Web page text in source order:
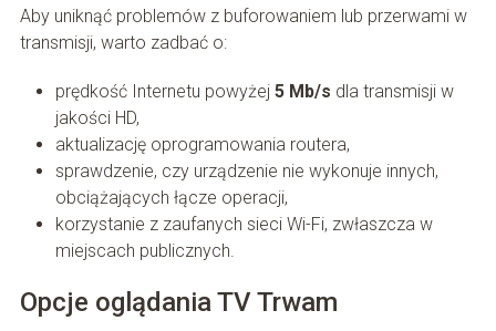
Aby uniknąć problemów z buforowaniem lub przerwami w
transmisji, warto zadbać o:
prędkość Internetu powyżej 5 Mb/s dla transmisji w
jakości HD,
aktualizację oprogramowania routera,
sprawdzenie, czy urządzenie nie wykonuje innych,
obciążających łącze operacji,
korzystanie z zaufanych sieci Wi-Fi, zwłaszcza w
miejscach publicznych.
Opcje oglądania TV Trwam